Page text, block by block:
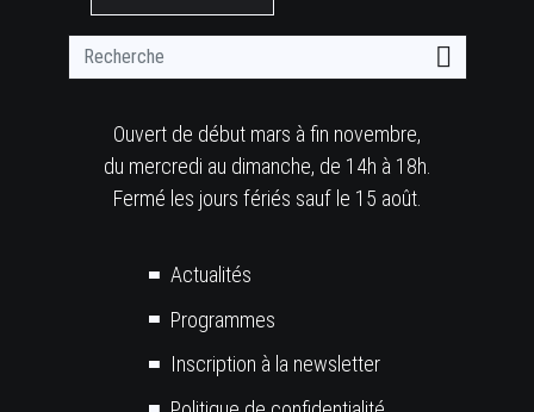
Ouvert de début mars à fin novembre,
du mercredi au dimanche, de 14h à 18h.
Fermé les jours fériés sauf le 15 août.
Plus
d'informations
Actualités
Programmes
Inscription à la newsletter